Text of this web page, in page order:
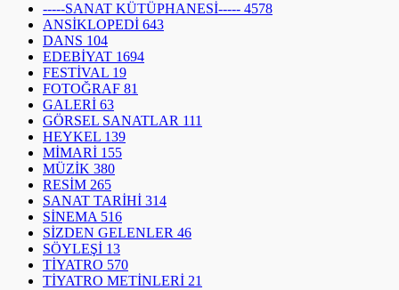
-----SANAT KÜTÜPHANESİ----- 4578
ANSİKLOPEDİ 643
DANS 104
EDEBİYAT 1694
FESTİVAL 19
FOTOĞRAF 81
GALERİ 63
GÖRSEL SANATLAR 111
HEYKEL 139
MİMARİ 155
MÜZİK 380
RESİM 265
SANAT TARİHİ 314
SİNEMA 516
SİZDEN GELENLER 46
SÖYLEŞİ 13
TİYATRO 570
TİYATRO METİNLERİ 21